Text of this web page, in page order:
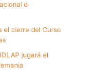
e
el cierre del Curso
jugará el